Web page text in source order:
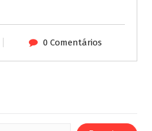
0 Comentários